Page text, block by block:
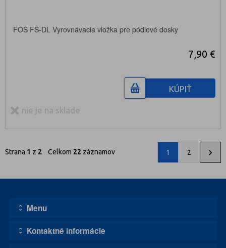
FOS FS-DL Vyrovnávacia vložka pre pódiové dosky
7,90 €
KÚPIŤ
nie je na sklade
Strana 1 z 2 Celkom 22 záznamov 1 2
Menu
Úvodná stránka
Kontaktné informácie